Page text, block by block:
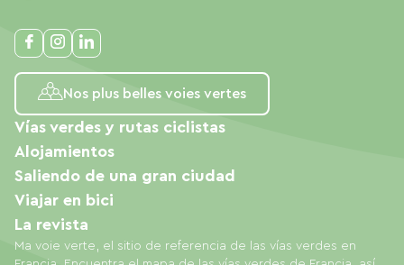
Nos plus belles voies vertes
Ma voie verte, el sitio de referencia de las vías verdes en
Vías verdes y rutas ciclistas
Alojamientos
Saliendo de una gran ciudad
Viajar en bici
La revista